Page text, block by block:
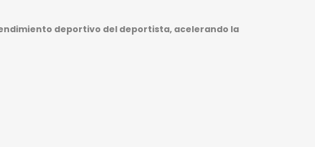
deportivo del deportista, acelerando la